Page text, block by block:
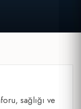
sağlığı ve